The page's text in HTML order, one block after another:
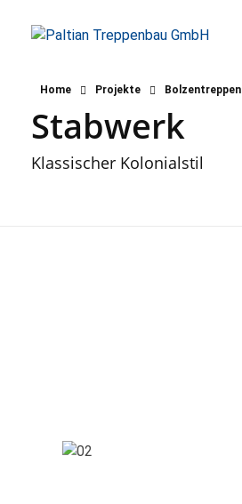
Home Projekte Bolzentreppen
Stabwerk
Klassischer Kolonialstil